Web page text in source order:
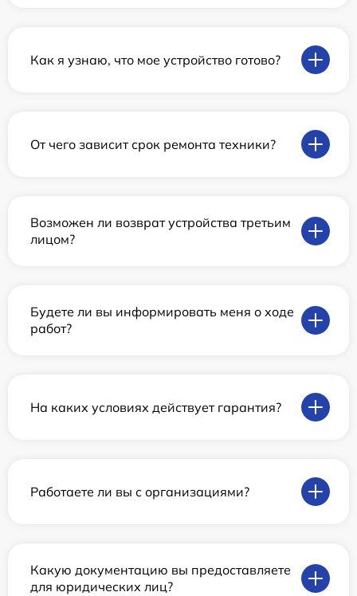
Как я узнаю, что мое устройство готово?
От чего зависит срок ремонта техники?
Возможен ли возврат устройства третьим
лицом?
Будете ли вы информировать меня о ходе
работ?
На каких условиях действует гарантия?
Работаете ли вы с организациями?
Какую документацию вы предоставляете
для юридических лиц?